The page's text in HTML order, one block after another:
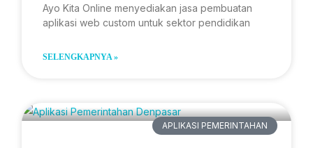
Ayo Kita Online menyediakan jasa pembuatan
aplikasi web custom untuk sektor pendidikan
SELENGKAPNYA »
APLIKASI PEMERINTAHAN